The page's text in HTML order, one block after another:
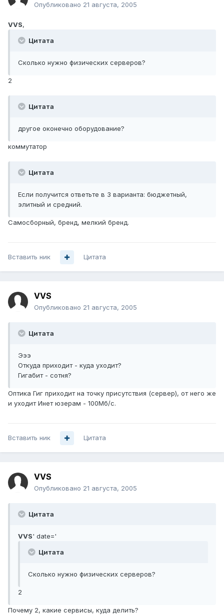
Опубликовано 21 августа, 2005
VVS,
Цитата
Сколько нужно физических серверов?
2
Цитата
другое оконечно оборудование?
коммутатор
Цитата
Если получится ответьте в 3 варианта: бюджетный,
элитный и средний.
Самосборный, бренд, мелкий бренд.
Вставить ник Цитата
VVS
Опубликовано 21 августа, 2005
Цитата
Эээ
Откуда приходит - куда уходит?
Гигабит - сотня?
Оптика Гиг приходит на точку присутствия (сервер), от него же
и уходит Инет юзерам - 100Мб/с.
Вставить ник Цитата
VVS
Опубликовано 21 августа, 2005
Цитата
VVS' date='
Цитата
Сколько нужно физических серверов?
2
Почему 2, какие сервисы, куда делить?